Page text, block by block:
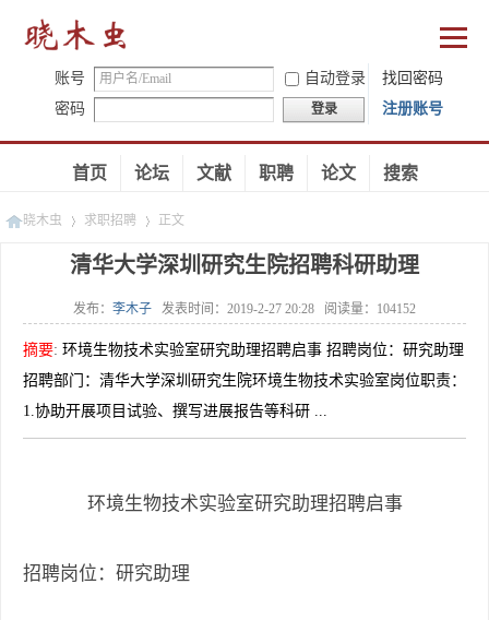
账号 自动登录
找回密码
密码
登录 注册账号
首页 论坛 文献 职聘 论文 搜索
晓木虫 求职招聘
»
正文
清华大学深圳研究生院招聘科研助理
发布： 李木子 发表时间： 2019-2-27 20:28 阅读量： 104152
摘要: 环境生物技术实验室研究助理招聘启事 招聘岗位：研究助理
招聘部门：清华大学深圳研究生院环境生物技术实验室岗位职责：
1.协助开展项目试验、撰写进展报告等科研 ...
环境生物技术实验室研究助理招聘启事
招聘岗位：研究助理